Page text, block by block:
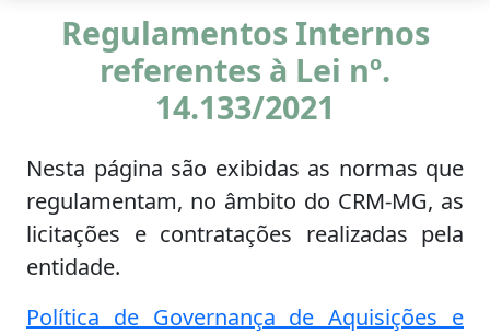
Regulamentos Internos
referentes à Lei nº.
14.133/2021
Nesta página são exibidas as normas que
regulamentam, no âmbito do CRM-MG, as
licitações e contratações realizadas pela
entidade.
Política de Governança de Aquisições e